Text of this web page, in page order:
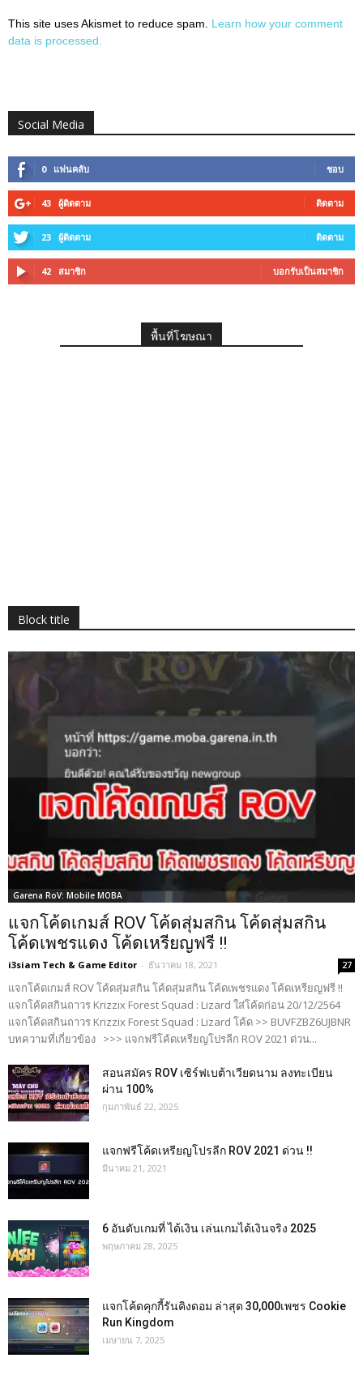
This site uses Akismet to reduce spam. Learn how your comment
data is processed.
Social Media
0 แฟนคลับ ชอบ
43 ผู้ติดตาม ติดตาม
23 ผู้ติดตาม ติดตาม
42 สมาชิก บอกรับเป็นสมาชิก
พื้นที่โฆษณา
Block title
Garena RoV: Mobile MOBA
แจกโค้ดเกมส์ ROV โค้ดสุ่มสกิน โค้ดสุ่มสกิน
โค้ดเพชรแดง โค้ดเหรียญฟรี !!
i3siam Tech & Game Editor - ธันวาคม 18, 2021 27
แจกโค้ดเกมส์ ROV โค้ดสุ่มสกิน โค้ดสุ่มสกิน โค้ดเพชรแดง โค้ดเหรียญฟรี !!
แจกโค้ดสกินถาวร Krizzix Forest Squad : Lizard ใส่โค้ดก่อน 20/12/2564
แจกโค้ดสกินถาวร Krizzix Forest Squad : Lizard โค้ด >> BUVFZBZ6UJBNR
บทความที่เกี่ยวข้อง >>> แจกฟรีโค้ดเหรียญโปรลีก ROV 2021 ด่วน...
สอนสมัคร ROV เซิร์ฟเบต้าเวียดนาม ลงทะเบียน
ผ่าน 100%
กุมภาพันธ์ 22, 2025
แจกฟรีโค้ดเหรียญโปรลีก ROV 2021 ด่วน !!
มีนาคม 21, 2021
6 อันดับเกมที่ ได้เงิน เล่นเกมได้เงินจริง 2025
พฤษภาคม 28, 2025
แจกโค้ดคุกกี้รันคิงดอม ล่าสุด 30,000เพชร Cookie
Run Kingdom
เมษายน 7, 2025